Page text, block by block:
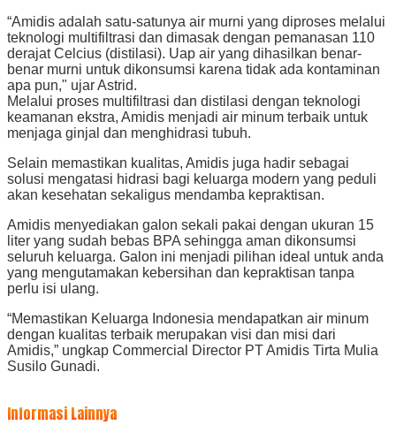
“Amidis adalah satu-satunya air murni yang diproses melalui
teknologi multifiltrasi dan dimasak dengan pemanasan 110
derajat Celcius (distilasi). Uap air yang dihasilkan benar-
benar murni untuk dikonsumsi karena tidak ada kontaminan
apa pun," ujar Astrid.
Melalui proses multifiltrasi dan distilasi dengan teknologi
keamanan ekstra, Amidis menjadi air minum terbaik untuk
menjaga ginjal dan menghidrasi tubuh.
Selain memastikan kualitas, Amidis juga hadir sebagai
solusi mengatasi hidrasi bagi keluarga modern yang peduli
akan kesehatan sekaligus mendamba kepraktisan.
Amidis menyediakan galon sekali pakai dengan ukuran 15
liter yang sudah bebas BPA sehingga aman dikonsumsi
seluruh keluarga. Galon ini menjadi pilihan ideal untuk anda
yang mengutamakan kebersihan dan kepraktisan tanpa
perlu isi ulang.
“Memastikan Keluarga Indonesia mendapatkan air minum
dengan kualitas terbaik merupakan visi dan misi dari
Amidis,” ungkap Commercial Director PT Amidis Tirta Mulia
Susilo Gunadi.
Informasi Lainnya